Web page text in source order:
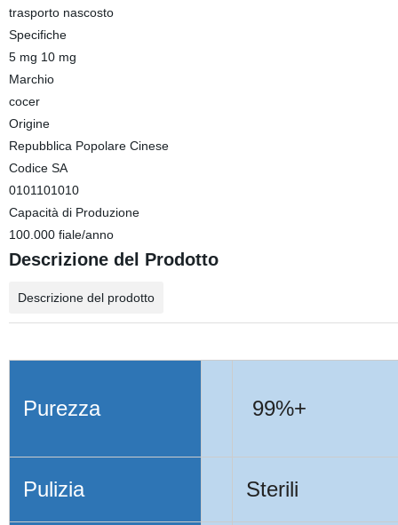
trasporto nascosto
Specifiche
5 mg 10 mg
Marchio
cocer
Origine
Repubblica Popolare Cinese
Codice SA
0101101010
Capacità di Produzione
100.000 fiale/anno
Descrizione del Prodotto
Descrizione del prodotto
Purezza 99%+
Pulizia Sterili